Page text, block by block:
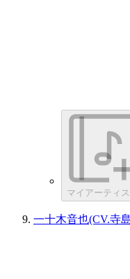
マイアーティス
一十木音也(CV.寺